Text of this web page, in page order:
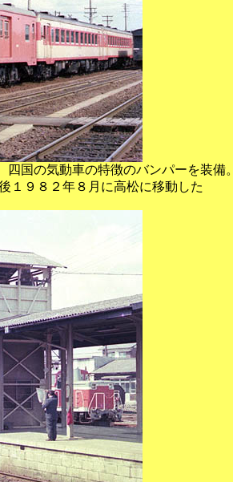
国の気動車の特徴のバンパーを装備。
１９８２年８月に高松に移動した